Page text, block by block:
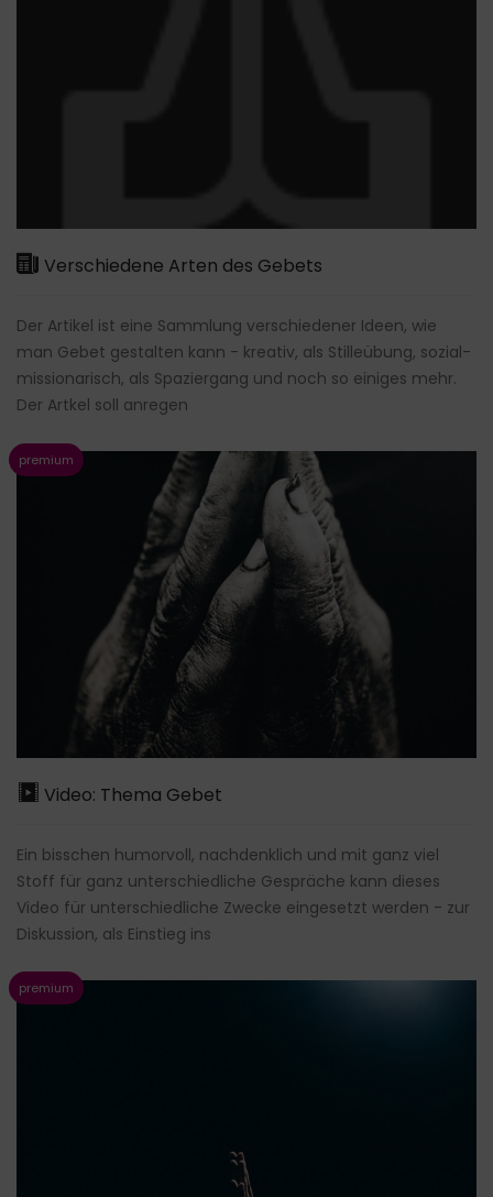
Verschiedene Arten des Gebets
Der Artikel ist eine Sammlung verschiedener Ideen, wie
man Gebet gestalten kann - kreativ, als Stilleübung, sozial-
missionarisch, als Spaziergang und noch so einiges mehr.
Der Artkel soll anregen
Video: Thema Gebet
Ein bisschen humorvoll, nachdenklich und mit ganz viel
Stoff für ganz unterschiedliche Gespräche kann dieses
Video für unterschiedliche Zwecke eingesetzt werden - zur
Diskussion, als Einstieg ins